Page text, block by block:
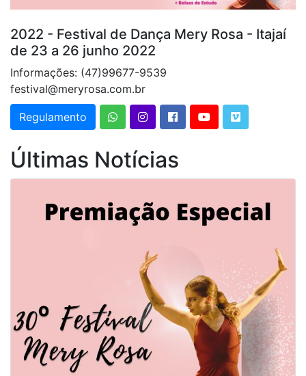
2022 - Festival de Dança Mery Rosa - Itajaí
de 23 a 26 junho 2022
Informações: (47)99677-9539
festival@meryrosa.com.br
Regulamento
Últimas Notícias